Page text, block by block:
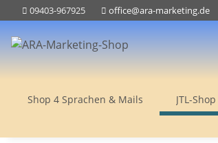
09403-967925 office@ara-marketing.de
Shop 4 Sprachen & Mails JTL-